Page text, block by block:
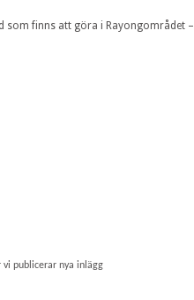
som finns att göra i Rayongområdet –
vi publicerar nya inlägg